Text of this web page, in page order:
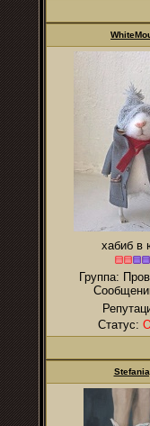
хабиб в
Группа:
Статус: